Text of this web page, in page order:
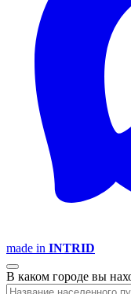
made in INTRID
В каком городе вы